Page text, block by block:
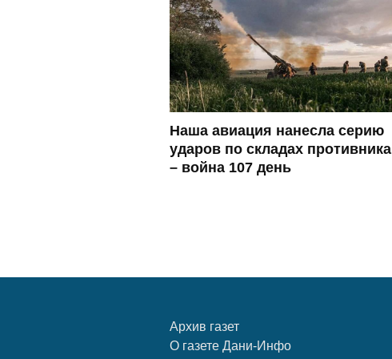
Наша авиация нанесла серию
ударов по складах противника
– война 107 день
Архив газет
О газете Дани-Инфо